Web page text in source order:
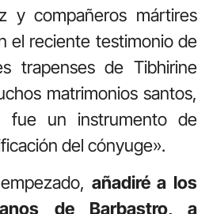
y compañeros mártires
el reciente testimonio de
trapenses de Tibhirine
matrimonios santos,
fue un instrumento de
del cónyuge».
añadiré a los
de Barbastro, a